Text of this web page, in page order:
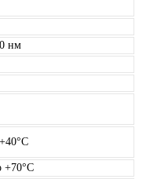
нм
+70°С